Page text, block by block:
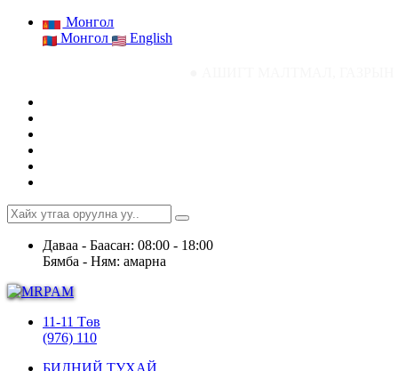
Монгол
Монгол
English
Даваа - Баасан: 08:00 - 18:00
Бямба - Ням: амарна
11-11 Төв
(976) 110
БИДНИЙ ТУХАЙ